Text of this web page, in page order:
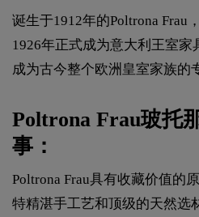
诞生于1912年的Poltrona Frau
1926年正式成为意大利王室
成为古今整个欧洲皇室家族的
Poltrona Frau玻托
事：
Poltrona Frau具有收藏价值的
特精湛手工艺和顶级的天然选